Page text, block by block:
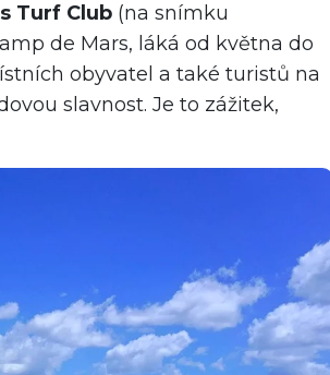
Turf Club (na snímku
de Mars, láká od května do
obyvatel a také turistů na
slavnost. Je to zážitek,